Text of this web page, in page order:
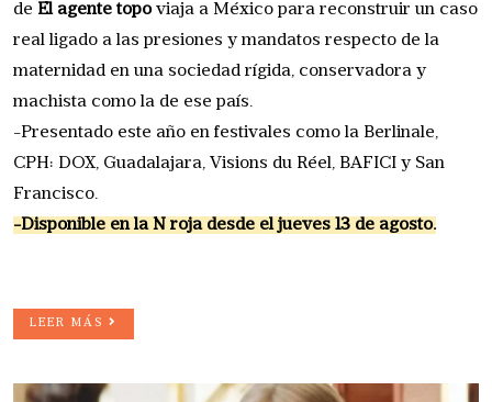
de El agente topoviaja a México para reconstruir un caso
real ligado a las presiones y mandatos respecto de la
maternidad en una sociedad rígida, conservadora y
machista como la de ese país.
-Presentado este año en festivales como la Berlinale,
CPH: DOX, Guadalajara, Visions du Réel, BAFICI y San
Francisco.
-Disponible en la N roja desde el jueves 13 de agosto.
LEER MÁS